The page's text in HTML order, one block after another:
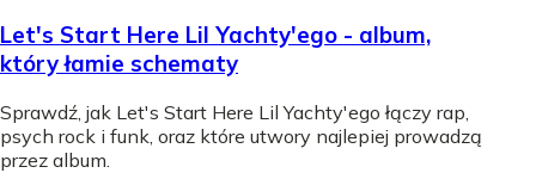
Let's Start Here Lil Yachty'ego - album,
który łamie schematy
Sprawdź, jak Let's Start Here Lil Yachty'ego łączy rap,
psych rock i funk, oraz które utwory najlepiej prowadzą
przez album.